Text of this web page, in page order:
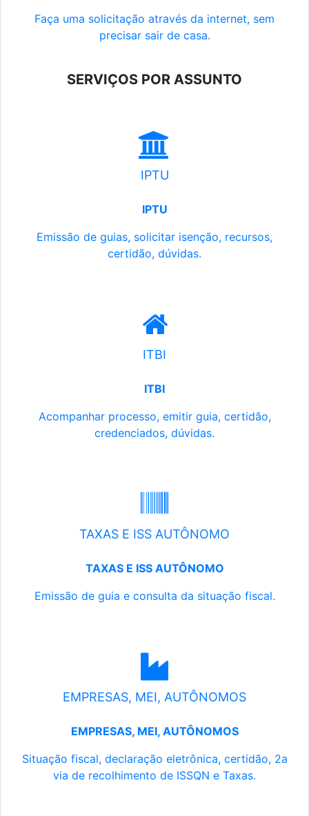
Faça uma solicitação através da internet, sem
precisar sair de casa.
SERVIÇOS POR ASSUNTO
IPTU
IPTU
Emissão de guias, solicitar isenção, recursos,
certidão, dúvidas.
ITBI
ITBI
Acompanhar processo, emitir guia, certidão,
credenciados, dúvidas.
TAXAS E ISS AUTÔNOMO
TAXAS E ISS AUTÔNOMO
Emissão de guia e consulta da situação fiscal.
EMPRESAS, MEI, AUTÔNOMOS
EMPRESAS, MEI, AUTÔNOMOS
Situação fiscal, declaração eletrônica, certidão, 2a
via de recolhimento de ISSQN e Taxas.